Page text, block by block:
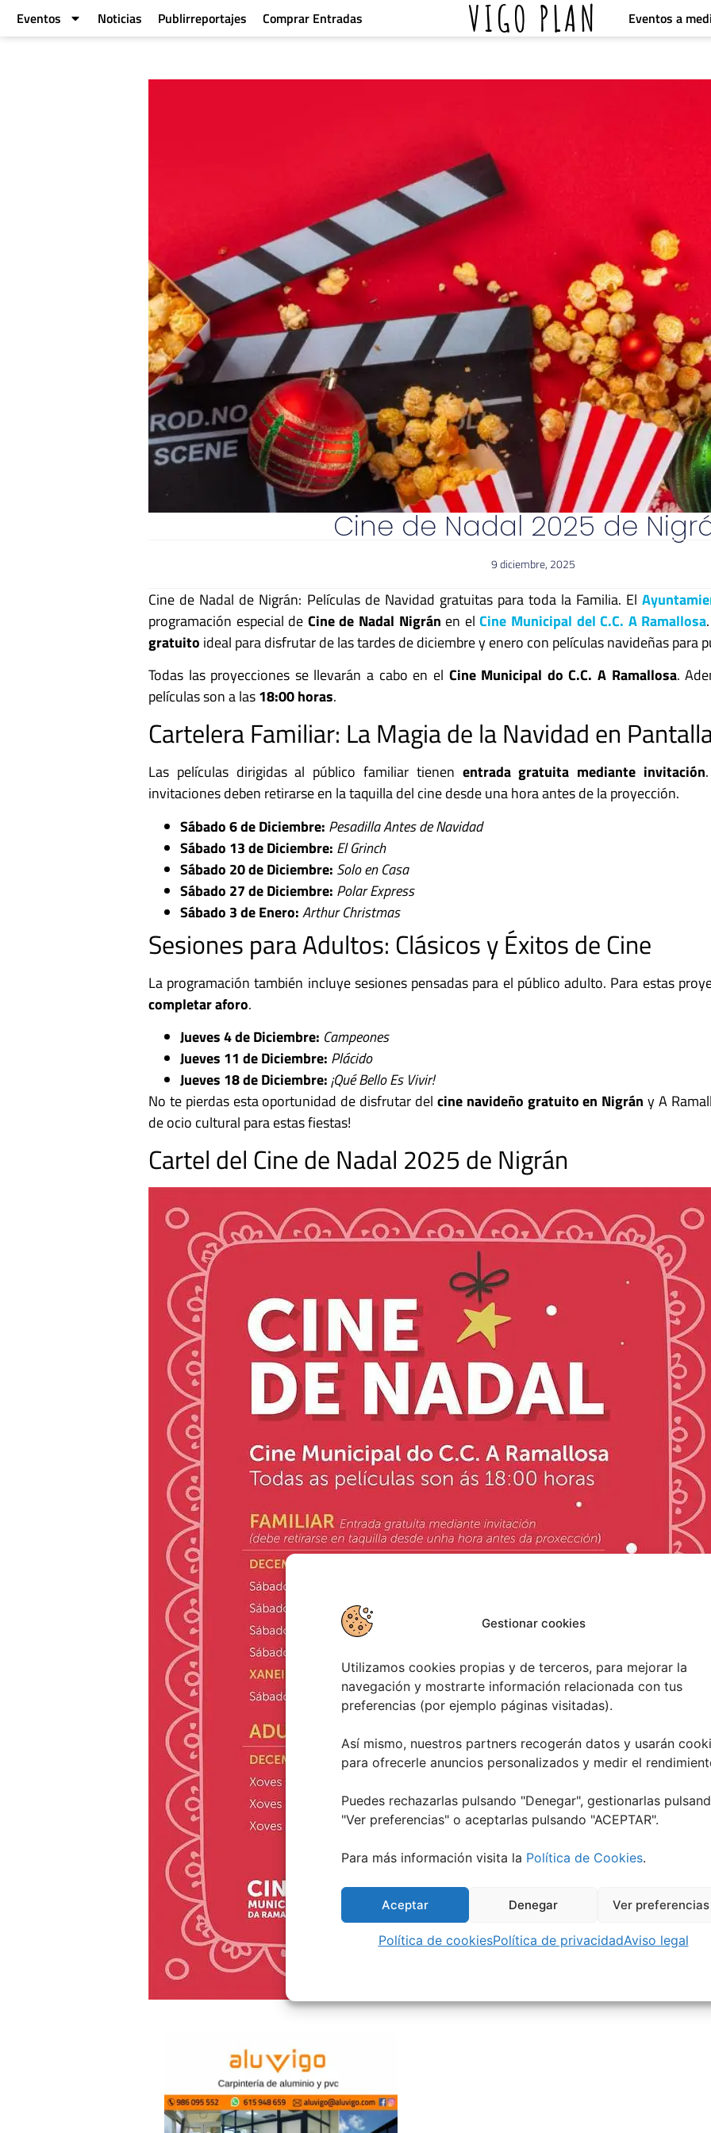
Gestionar cookies
Utilizamos cookies propias y de terceros, para mejorar la
navegación y mostrarte información relacionada con tus
preferencias (por ejemplo páginas visitadas).
Así mismo, nuestros partners recogerán datos y usarán
para ofrecerle anuncios personalizados y medir el
Puedes rechazarlas pulsando "Denegar", gestionarlas
"Ver preferencias" o aceptarlas pulsando "ACEPTAR".
Para más información visita la Política de Cookies.
Aceptar Denegar Ver preferencias
Política de cookiesPolítica de privacidadAviso legal
Eventos Noticias Publirreportajes Comprar Entradas VIGO PLAN Eventos a
Cine de Nadal 2025 de
9 diciembre, 2025
Cine de Nadal de Nigrán: Películas de Navidad gratuitas para toda la Familia. El
programación especial de Cine de Nadal Nigrán en elCine Municipal del C.C. A Ramallosa
gratuito ideal para disfrutar de las tardes de diciembre y enero con películas navideñas para
Todas las proyecciones se llevarán a cabo en el Cine Municipal do C.C. A Ramallosa.
películas son a las18:00 horas.
Cartelera Familiar: La Magia de la Navidad en
Las películas dirigidas al público familiar tienen entrada gratuita mediante invitación
invitaciones deben retirarse en la taquilla del cine desde una hora antes de la proyección.
Sábado 6 de Diciembre: Pesadilla Antes de Navidad
Sábado 13 de Diciembre: El Grinch
Sábado 20 de Diciembre: Solo en Casa
Sábado 27 de Diciembre: Polar Express
Sábado 3 de Enero:Arthur Christmas
Sesiones para Adultos: Clásicos y Éxitos de Cine
La programación también incluye sesiones pensadas para el público adulto. Para estas
completar aforo.
Jueves 4 de Diciembre: Campeones
Jueves 11 de Diciembre: Plácido
Jueves 18 de Diciembre:¡Qué Bello Es Vivir!
No te pierdas esta oportunidad de disfrutar del cine navideño gratuito en Nigrán y A
de ocio cultural para estas fiestas!
Cartel del Cine de Nadal 2025 de Nigrán